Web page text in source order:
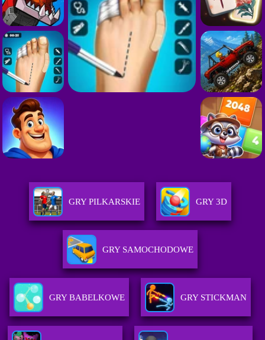
GRY PILKARSKIE GRY 3D
GRY SAMOCHODOWE
GRY BABELKOWE GRY STICKMAN